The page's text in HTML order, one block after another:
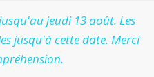
jeudi 13 août. Les
jusqu'à cette date. Merci